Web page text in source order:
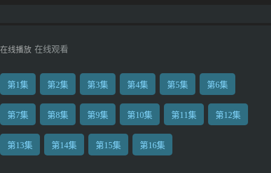
在线播放 在线观看
第1集 第2集 第3集 第4集 第5集 第6集
第7集 第8集 第9集 第10集 第11集 第12集
第13集 第14集 第15集 第16集